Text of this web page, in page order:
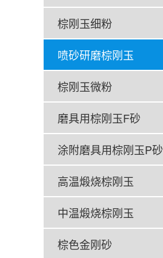
棕刚玉细粉
喷砂研磨棕刚玉
棕刚玉微粉
磨具用棕刚玉F砂
涂附磨具用棕刚玉P砂
高温煅烧棕刚玉
中温煅烧棕刚玉
棕色金刚砂